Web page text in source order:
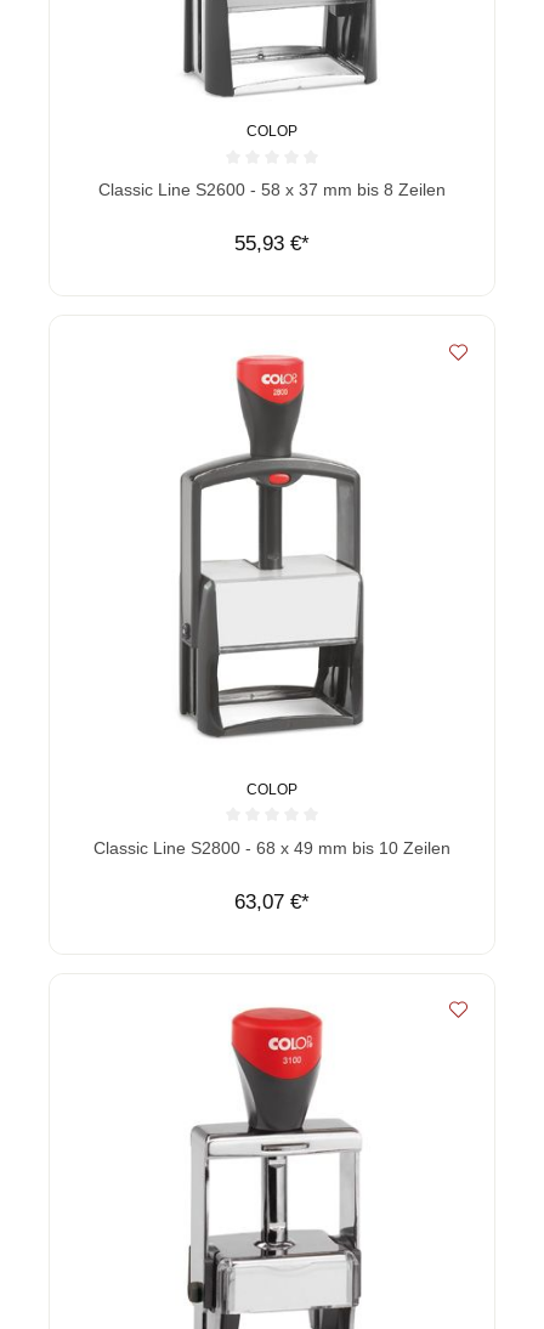
COLOP
Durchschnittliche Bewertung von 0 von 5 Sternen
Classic Line S2600 - 58 x 37 mm bis 8 Zeilen
55,93 €*
COLOP
Durchschnittliche Bewertung von 0 von 5 Sternen
Classic Line S2800 - 68 x 49 mm bis 10 Zeilen
63,07 €*